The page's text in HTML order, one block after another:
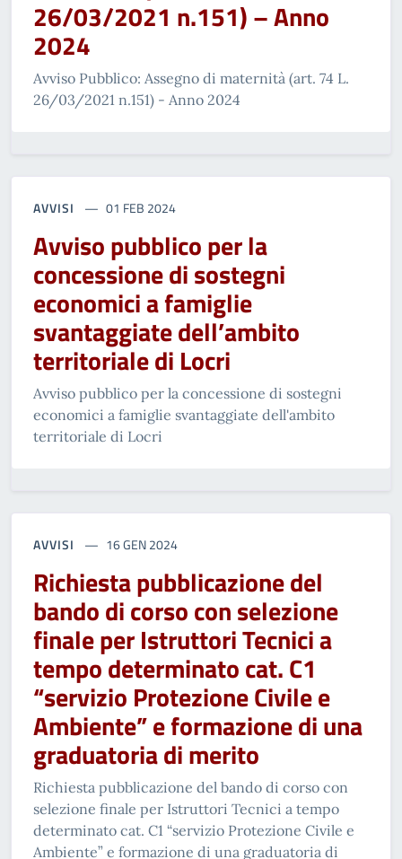
26/03/2021 n.151) – Anno
2024
Avviso Pubblico: Assegno di maternità (art. 74 L.
26/03/2021 n.151) - Anno 2024
AVVISI 01 FEB 2024
Avviso pubblico per la
concessione di sostegni
economici a famiglie
svantaggiate dell’ambito
territoriale di Locri
Avviso pubblico per la concessione di sostegni
economici a famiglie svantaggiate dell'ambito
territoriale di Locri
AVVISI 16 GEN 2024
Richiesta pubblicazione del
bando di corso con selezione
finale per Istruttori Tecnici a
tempo determinato cat. C1
“servizio Protezione Civile e
Ambiente” e formazione di una
graduatoria di merito
Richiesta pubblicazione del bando di corso con
selezione finale per Istruttori Tecnici a tempo
determinato cat. C1 “servizio Protezione Civile e
Ambiente” e formazione di una graduatoria di